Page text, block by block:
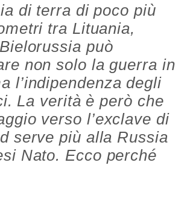
di terra di poco più
tra Lituania,
può
non solo la guerra in
l’indipendenza degli
La verità è però che
verso l’exclave di
serve più alla Russia
Nato. Ecco perché